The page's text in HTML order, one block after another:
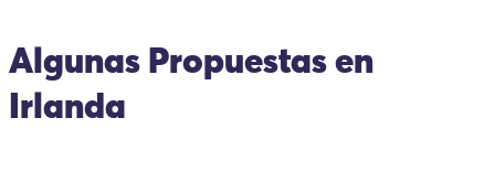
Algunas Propuestas en
Irlanda